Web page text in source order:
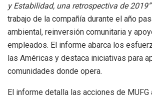
y Estabilidad, una retrospectiva de 2019”
trabajo de la compañía durante el año
ambiental, reinversión comunitaria y
empleados. El informe abarca los
las Américas y destaca iniciativas para
comunidades donde opera.
El informe detalla las acciones de MUFG